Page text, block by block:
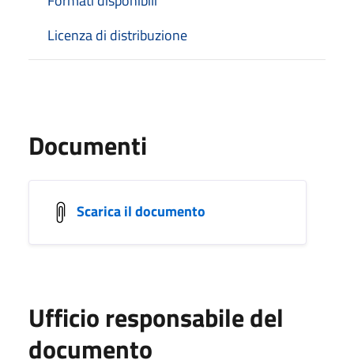
Licenza di distribuzione
Documenti
Scarica il documento
Ufficio responsabile del
documento